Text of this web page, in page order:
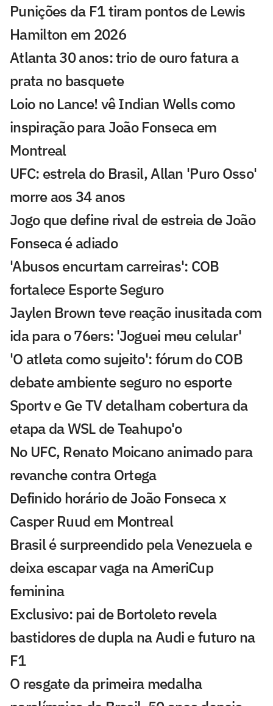
Punições da F1 tiram pontos de Lewis
Hamilton em 2026
Atlanta 30 anos: trio de ouro fatura a
prata no basquete
Loio no Lance! vê Indian Wells como
inspiração para João Fonseca em
Montreal
UFC: estrela do Brasil, Allan 'Puro Osso'
morre aos 34 anos
Jogo que define rival de estreia de João
Fonseca é adiado
'Abusos encurtam carreiras': COB
fortalece Esporte Seguro
Jaylen Brown teve reação inusitada com
ida para o 76ers: 'Joguei meu celular'
'O atleta como sujeito': fórum do COB
debate ambiente seguro no esporte
Sportv e Ge TV detalham cobertura da
etapa da WSL de Teahupo'o
No UFC, Renato Moicano animado para
revanche contra Ortega
Definido horário de João Fonseca x
Casper Ruud em Montreal
Brasil é surpreendido pela Venezuela e
deixa escapar vaga na AmeriCup
feminina
Exclusivo: pai de Bortoleto revela
bastidores de dupla na Audi e futuro na
F1
O resgate da primeira medalha